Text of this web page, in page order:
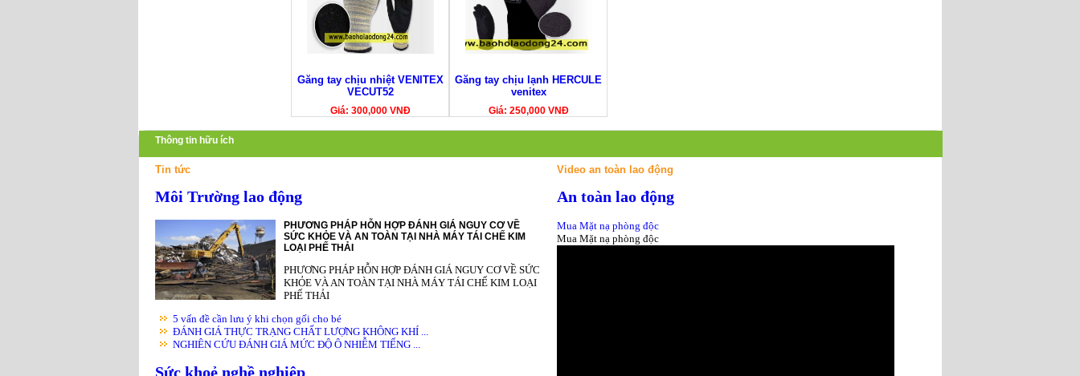
Găng tay chịu nhiệt VENITEX
VECUT52
Giá: 300,000 VNĐ
Găng tay chịu lạnh HERCULE
venitex
Giá: 250,000 VNĐ
Thông tin hữu ích
Tin tức
Môi Trường lao động
PHƯƠNG PHÁP HỖN HỢP ĐÁNH GIÁ NGUY CƠ VỀ
SỨC KHỎE VÀ AN TOÀN TẠI NHÀ MÁY TÁI CHẾ KIM
LOẠI PHẾ THẢI
PHƯƠNG PHÁP HỖN HỢP ĐÁNH GIÁ NGUY CƠ VỀ SỨC
KHỎE VÀ AN TOÀN TẠI NHÀ MÁY TÁI CHẾ KIM LOẠI
PHẾ THẢI
5 vấn đề cần lưu ý khi chọn gối cho bé
ĐÁNH GIÁ THỰC TRẠNG CHẤT LƯỢNG KHÔNG KHÍ ...
NGHIÊN CỨU ĐÁNH GIÁ MỨC ĐỘ Ô NHIỄM TIẾNG ...
Sức khoẻ nghề nghiệp
Video an toàn lao động
An toàn lao động
Mua Mặt nạ phòng độc
Mua Mặt nạ phòng độc